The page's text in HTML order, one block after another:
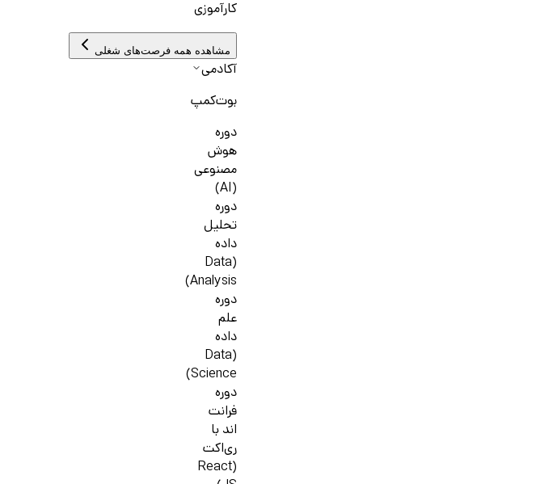
کارآموزی
مشاهده همه فرصت‌های شغلی
آکادمی
بوت‌کمپ
دوره
هوش
مصنوعی
(AI)
دوره
تحلیل
داده
(Data
Analysis)
دوره
علم
داده
(Data
Science)
دوره
فرانت
اند با
ری‌اکت
(React